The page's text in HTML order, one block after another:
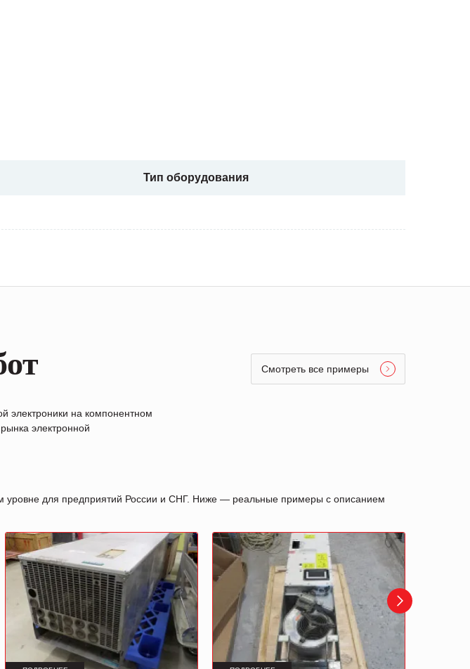
Тип оборудования
электроники на компонентном
электронной
Смотреть все примеры
уровне для предприятий России и СНГ. Ниже — реальные примеры с описанием